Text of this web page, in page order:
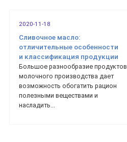
2020-11-18
Сливочное масло:
отличительные особенности
и классификация продукции
Большое разнообразие продуктов
молочного производства дает
возможность обогатить рацион
полезными веществами и
насладить...